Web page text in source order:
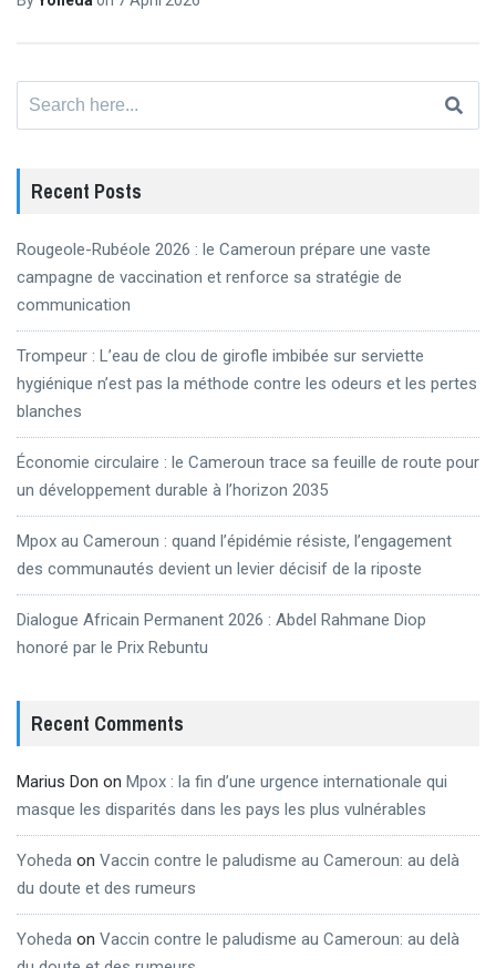
Recent Posts
Rougeole-Rubéole 2026 : le Cameroun prépare une vaste
campagne de vaccination et renforce sa stratégie de
communication
Trompeur : L’eau de clou de girofle imbibée sur serviette
hygiénique n’est pas la méthode contre les odeurs et les pertes
blanches
Économie circulaire : le Cameroun trace sa feuille de route pour
un développement durable à l’horizon 2035
Mpox au Cameroun : quand l’épidémie résiste, l’engagement
des communautés devient un levier décisif de la riposte
Dialogue Africain Permanent 2026 : Abdel Rahmane Diop
honoré par le Prix Rebuntu
Recent Comments
Marius Don on Mpox : la fin d’une urgence internationale qui
masque les disparités dans les pays les plus vulnérables
Yoheda on Vaccin contre le paludisme au Cameroun: au delà
du doute et des rumeurs
Yoheda on Vaccin contre le paludisme au Cameroun: au delà